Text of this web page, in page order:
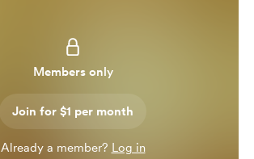
Members only
Join for $1 per month
Already a member? Log in